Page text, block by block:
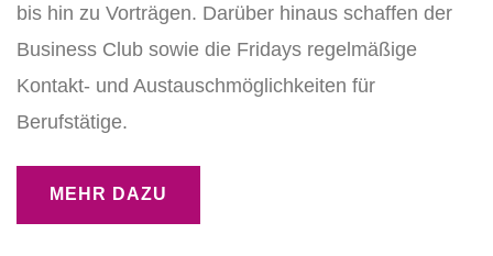
bis hin zu Vorträgen. Darüber hinaus schaffen der
Business Club sowie die Fridays regelmäßige
Kontakt- und Austauschmöglichkeiten für
Berufstätige.
MEHR DAZU